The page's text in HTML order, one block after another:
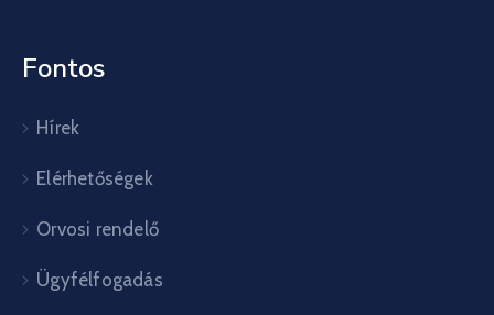
Fontos
Hírek
Elérhetőségek
Orvosi rendelő
Ügyfélfogadás